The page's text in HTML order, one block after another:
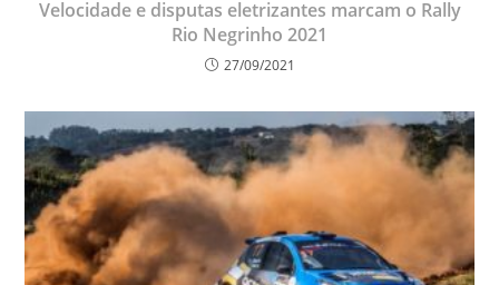
Velocidade e disputas eletrizantes marcam o Rally
Rio Negrinho 2021
27/09/2021